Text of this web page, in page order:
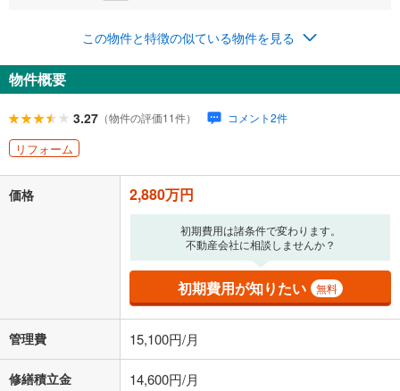
0円
年2回払いを想定しています。毎月の返済額に加えて、ボー
ナス時の増額分（1回分）を入力してください。
ボーナス払いの限度額は金融機関によって異なります。
月々の返済額 104,460円 /月
ローン返済額
＋修繕積立金 14,600円＋管理費 15,100円
上、ご自身での入力をお願いいたします。初期設定で自動入力されてい
る値は、実際の金融機関等における貸出金利とは何ら関係がなく、実際
の金融機関等における貸出金利を何ら保証するものではありません。返
済方法「元利均等返済」にて算出しております。入力された金利を35年
適用した場合の計算結果を表示しています。
その他月額費用や、初期費用がかかります。ご注意ください。実際にお
借り入れの際は各金融機関等に、必ずご自身でご確認をお願いいたしま
す。
条件によってお借り入れができないことがあります。
この物件と特徴の似ている物件を見る
物件概要
3.27 （物件の評価11件） コメント2件
リフォーム
価格 2,880万円
初期費用は諸条件で変わります。
不動産会社に相談しませんか？
初期費用が知りたい 無料
管理費 15,100円/月
修繕積立金 14,600円/月